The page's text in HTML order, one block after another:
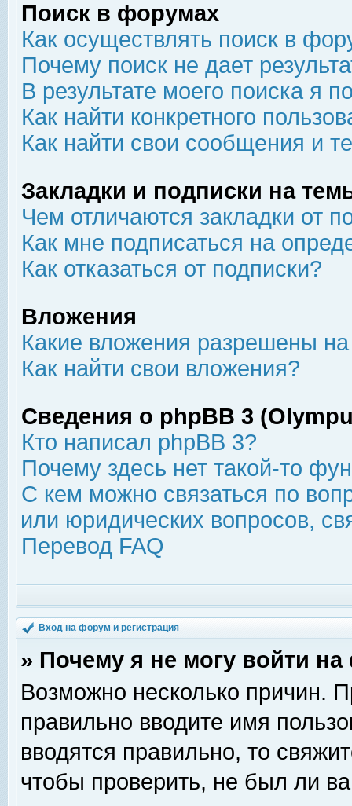
Поиск в форумах
Как осуществлять поиск в
Почему поиск не дает
В результате моего поиска я
Как найти конкретного
Как найти свои сообщения и
Закладки и подписки на
Чем отличаются закладки от
Как мне подписаться на
Как отказаться от подписки?
Вложения
Какие вложения разрешены
Как найти свои вложения?
Сведения о phpBB 3
Кто написал phpBB 3?
Почему здесь нет такой-то
С кем можно связаться по
или юридических вопросов,
Перевод FAQ
Вход на форум и регистрация
» Почему я не могу войти
Возможно несколько причин.
правильно вводите имя
вводятся правильно, то
чтобы проверить, не был ли